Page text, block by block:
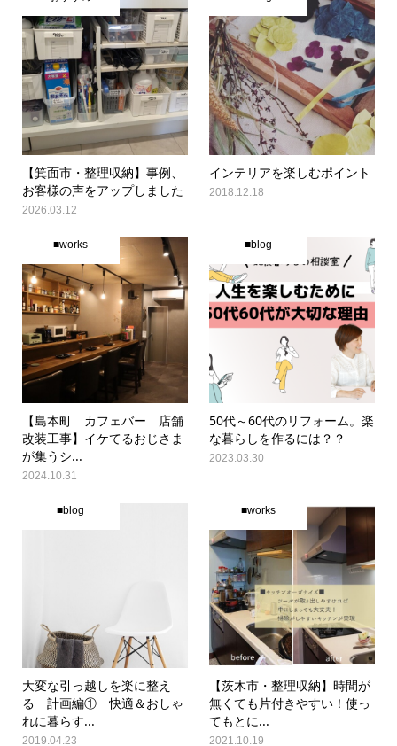
【箕面市・整理収納】事例、
お客様の声をアップしました
2026.03.12
インテリアを楽しむポイント
2018.12.18
■works
【島本町 カフェバー 店舗
改装工事】イケてるおじさま
が集うシ...
2024.10.31
■blog
50代～60代のリフォーム。楽
な暮らしを作るには？？
2023.03.30
■blog
大変な引っ越しを楽に整え
る 計画編① 快適＆おしゃ
れに暮らす...
2019.04.23
■works
【茨木市・整理収納】時間が
無くても片付きやすい！使っ
てもとに...
2021.10.19